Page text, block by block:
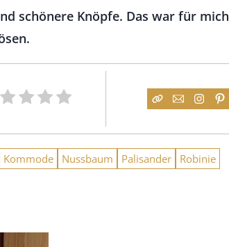
schönere Knöpfe. Das war für mich
Kommode Nussbaum Palisander
Robinie